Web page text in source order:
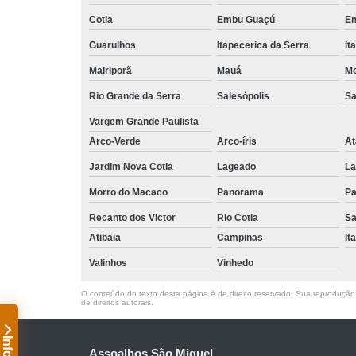
Cotia Embu Guaçú
Guarulhos Itapecerica da Serra
Mairiporã Mauá
Rio Grande da Serra Salesópolis
Vargem Grande Paulista
Arco-Verde
Arco-íris
Jardim Nova Cotia Lageado
Morro do Macaco Panorama
Recanto dos Victor Rio Cotia
Atibaia
Campinas
Valinhos Vinhedo
O conteúdo do texto desta página é de direito reservado. Sua
de direitos autorais
Assoalhos São Miguel